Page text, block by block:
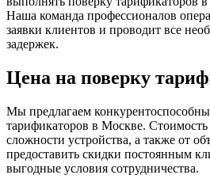
Наша команда профессионалов
заявки клиентов и проводит все
задержек.
Цена на поверку
Мы предлагаем
тарификаторов в Москве. Стоимость
сложности устройства, а также от
предоставить скидки постоянным
выгодные условия сотрудничества.